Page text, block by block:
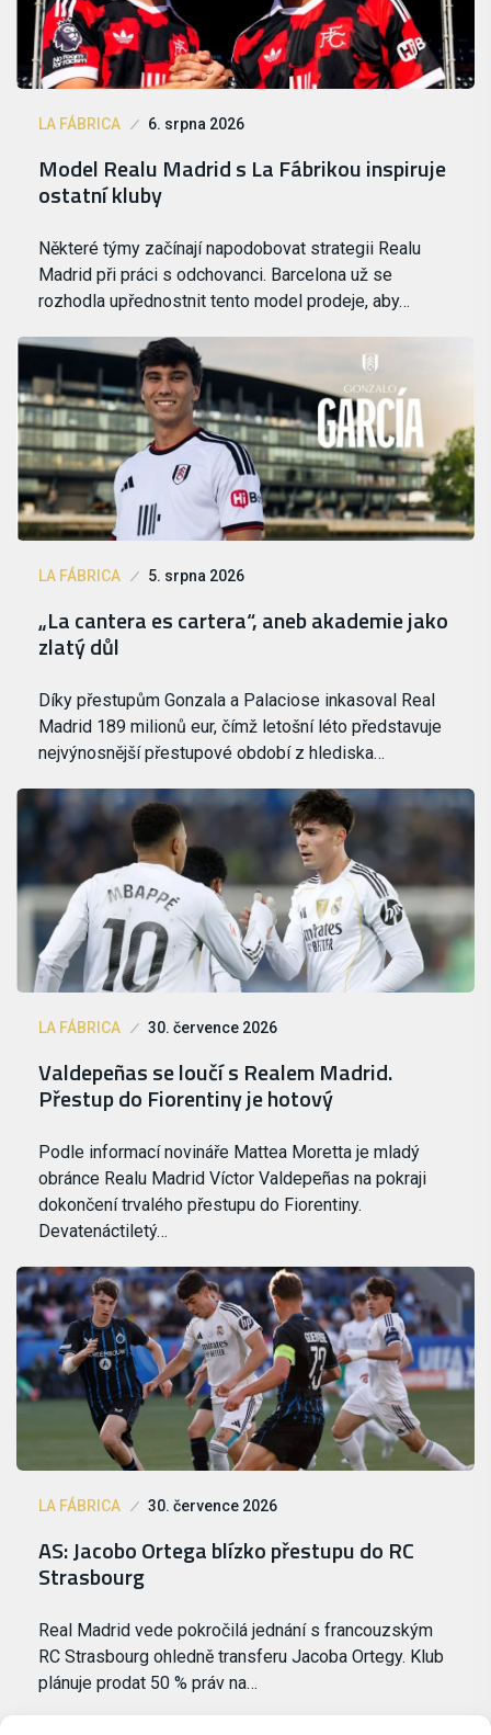
LA FÁBRICA 6. srpna 2026
Model Realu Madrid s La Fábrikou inspiruje
ostatní kluby
Některé týmy začínají napodobovat strategii Realu
Madrid při práci s odchovanci. Barcelona už se
rozhodla upřednostnit tento model prodeje, aby…
LA FÁBRICA 5. srpna 2026
„La cantera es cartera“, aneb akademie jako
zlatý důl
Díky přestupům Gonzala a Palaciose inkasoval Real
Madrid 189 milionů eur, čímž letošní léto představuje
nejvýnosnější přestupové období z hlediska…
LA FÁBRICA 30. července 2026
Valdepeñas se loučí s Realem Madrid.
Přestup do Fiorentiny je hotový
Podle informací novináře Mattea Moretta je mladý
obránce Realu Madrid Víctor Valdepeñas na pokraji
dokončení trvalého přestupu do Fiorentiny.
Devatenáctiletý…
LA FÁBRICA 30. července 2026
AS: Jacobo Ortega blízko přestupu do RC
Strasbourg
Real Madrid vede pokročilá jednání s francouzským
RC Strasbourg ohledně transferu Jacoba Ortegy. Klub
plánuje prodat 50 % práv na…